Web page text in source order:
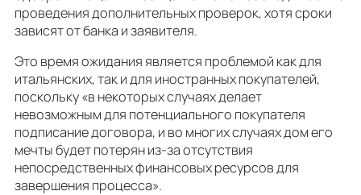
проведения дополнительных проверок, хотя сроки
зависят от банка и заявителя.
Это время ожидания является проблемой как для
итальянских, так и для иностранных покупателей,
поскольку «в некоторых случаях делает
невозможным для потенциального покупателя
подписание договора, и во многих случаях дом его
мечты будет потерян из-за отсутствия
непосредственных финансовых ресурсов для
завершения процесса».